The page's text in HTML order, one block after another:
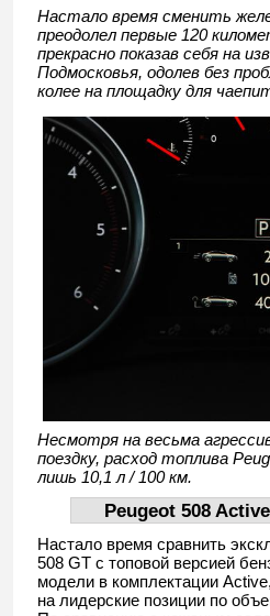
Настало время сменить
преодолел первые 120
прекрасно показав себя на
Подмосковья, одолев без
колее на площадку для
Несмотря на весьма
поездку, расход топлива
лишь 10,1 л / 100 км.
Peugeot 508 Active
Настало время сравнить
508 GT с топовой версией
модели в комплектации
на лидерские позиции по